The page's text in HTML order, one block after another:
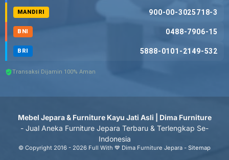
MANDIRI 900-00-3025718-3
BNI 0488-7906-15
BRI 5888-0101-2149-532
Transaksi Dijamin 100% Aman
Mebel Jepara & Furniture Kayu Jati Asli | Dima Furniture
- Jual Aneka Furniture Jepara Terbaru & Terlengkap Se-
Indonesia
© Copyright 2016 - 2026 Full With 💙 Dima Furniture Jepara - Sitemap